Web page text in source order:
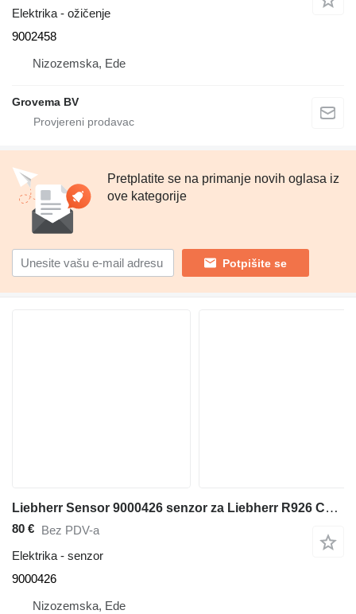
Elektrika - ožičenje
9002458
Nizozemska, Ede
Grovema BV
Pretplatite se na primanje novih oglasa iz
ove kategorije
Potpišite se
Liebherr Sensor 9000426 senzor za Liebherr R926 COMP / R946 LC / R946 NLC / R950 / A904C Li / A316 Li / A314 Li / A312 Li / A944C Li / A914C li / A934C Li / A924C Li / A900C / LH35 M / LH50 M / LH40 M / LH50 MHR bagera
80 € Bez PDV-a
Elektrika - senzor
9000426
Nizozemska, Ede